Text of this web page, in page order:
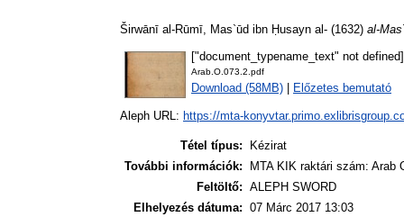
Širwānī al-Rūmī, Mas`ūd ibn Ḥusayn al- (1632) al-
["document_typename_text" not defined]
Arab.O.073.2.pdf
Download (58MB) Előzetes bemutató
Aleph URL: https://mta-
Tétel típus:
Kézirat
További információk:
MTA KIK raktári szám: Arab
Feltöltő: ALEPH SWORD
Elhelyezés dátuma: 07 Márc 2017 13:03